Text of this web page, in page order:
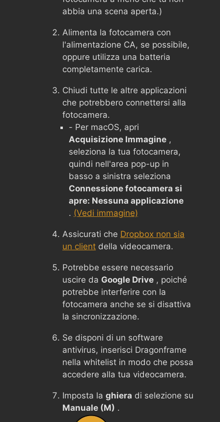
abbia una scena aperta.)
Alimenta la fotocamera con
l'alimentazione CA, se possibile,
oppure utilizza una batteria
completamente carica.
Chiudi tutte le altre applicazioni
che potrebbero connettersi alla
fotocamera.
- Per macOS, apri
Acquisizione Immagine ,
seleziona la tua fotocamera,
quindi nell'area pop-up in
basso a sinistra seleziona
Connessione fotocamera si
apre: Nessuna applicazione
. (Vedi immagine)
Assicurati che Dropbox non sia
un client della videocamera.
Potrebbe essere necessario
uscire da Google Drive , poiché
potrebbe interferire con la
fotocamera anche se si disattiva
la sincronizzazione.
Se disponi di un software
antivirus, inserisci Dragonframe
nella whitelist in modo che possa
accedere alla tua videocamera.
Imposta la ghiera di selezione su
Manuale (M) .